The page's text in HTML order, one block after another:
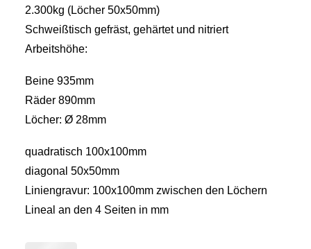
2.300kg (Löcher 50x50mm)
Schweißtisch gefräst, gehärtet und nitriert
Arbeitshöhe:
Beine 935mm
Räder 890mm
Löcher: Ø 28mm
quadratisch 100x100mm
diagonal 50x50mm
Liniengravur: 100x100mm zwischen den Löchern
Lineal an den 4 Seiten in mm